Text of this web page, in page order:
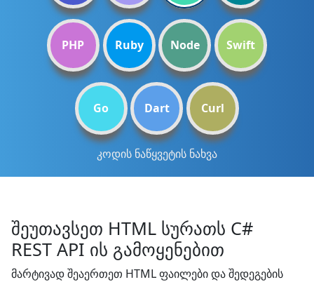
PHP Ruby Node Swift
Go Dart Curl
კოდის ნაწყვეტის ნახვა
შეუთავსეთ HTML სურათს C#
REST API ის გამოყენებით
მარტივად შეაერთეთ HTML ფაილები და შედეგების